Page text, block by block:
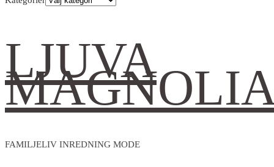
LJUVA
FAMILJELIV INREDNING MODE